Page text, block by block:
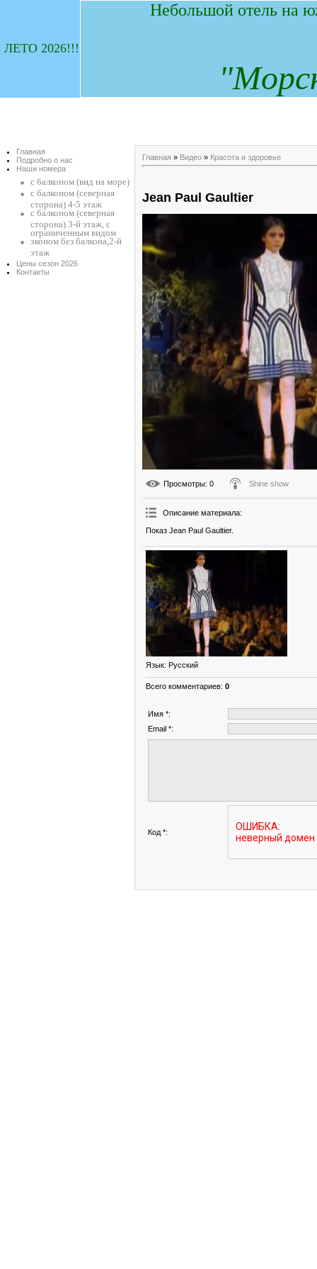
ЛЕТО 2026!!!
Небольшой отель на
"М
Главная
Подробно о нас
Наши номера
с балконом (вид на море)
с балконом (северная
сторона) 4-5 этаж
с балконом (северная
сторона) 3-й этаж, с
ограниченным видом
эконом без балкона,2-й
этаж
Цены сезон 2026
Контакты
Главная » Видео » Красота и здоровье
Jean Paul Gaultier
Просмотры: 0 Shine show
Описание материала:
Показ Jean Paul Gaultier.
Язык: Русский
Всего комментариев: 0
Имя *:
Email *:
Код *: